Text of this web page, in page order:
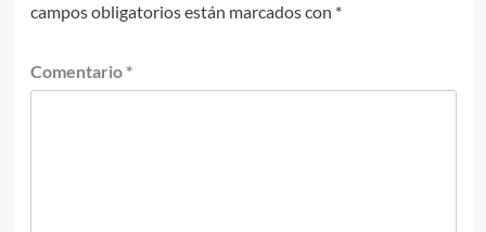
campos obligatorios están marcados con *
Comentario *